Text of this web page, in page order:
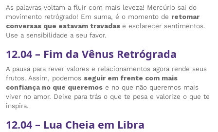
As palavras voltam a fluir com mais leveza! Mercúrio sai do
movimento retrógrado! Em suma, é o momento de retomar
conversas que estavam travadas e esclarecer sentimentos.
Use a sensibilidade a seu favor.
12.04 – Fim da Vênus Retrógrada
A pausa para rever valores e relacionamentos agora rende seus
frutos. Assim, podemos seguir em frente com mais
confiança no que queremos e no que não queremos mais
viver no amor. Deixe para trás o que te pesa e valorize o que te
inspira.
12.04 – Lua Cheia em Libra